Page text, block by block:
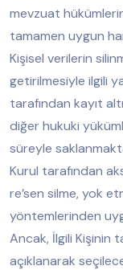
mevzuat
tamamen uygun
Kişisel verilerin
getirilmesiyle ilgili
tarafından kayıt
diğer hukuki
süreyle
Kurul tarafından
re’sen silme, yok
yöntemlerinden
Ancak, İlgili Kişinin
açıklanarak